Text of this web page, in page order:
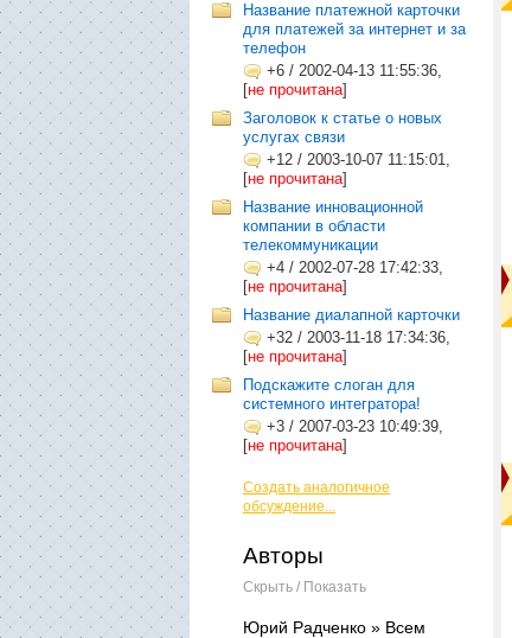
Название платежной карточки
для платежей за интернет и за
телефон
+6 / 2002-04-13 11:55:36,
[не прочитана]
Заголовок к статье о новых
услугах связи
+12 / 2003-10-07 11:15:01,
[не прочитана]
Название инновационной
компании в области
телекоммуникации
+4 / 2002-07-28 17:42:33,
[не прочитана]
Название диалапной карточки
+32 / 2003-11-18 17:34:36,
[не прочитана]
Подскажите слоган для
системного интегратора!
+3 / 2007-03-23 10:49:39,
[не прочитана]
Создать аналогичное
обсуждение...
Авторы
Скрыть / Показать
Юрий Радченко » Всем